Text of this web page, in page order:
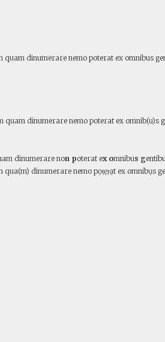
quam dinumerare nemo poterat ex omnibus
quam dinumerare nemo poterat ex omnib(u)s
dinumerare non poterat ex omnibus g
qua(m) dinumerare nemo pọṭẹṛạt ex omnibụs